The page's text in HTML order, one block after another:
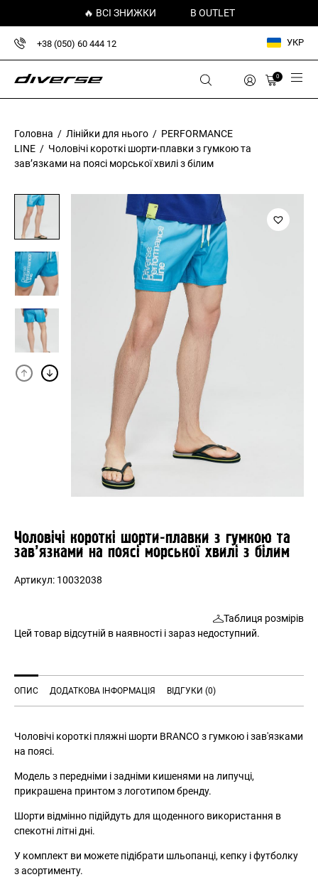
🔥 ВСІ ЗНИЖКИ В OUTLET
+38 (050) 60 444 12 УКР
0
Головна / Лінійки для нього / PERFORMANCE
LINE / Чоловічі короткі шорти-плавки з гумкою та
зав’язками на поясі морської хвилі з білим
Чоловічі короткі шорти-плавки з гумкою та
зав’язками на поясі морської хвилі з білим
Артикул: 10032038
Таблиця розмірів
Цей товар відсутній в наявності і зараз недоступний.
ОПИС ДОДАТКОВА ІНФОРМАЦІЯ ВІДГУКИ (0)
Чоловічі короткі пляжні шорти BRANCO з гумкою і зав'язками
на поясі.
Модель з передніми і задніми кишенями на липучці,
прикрашена принтом з логотипом бренду.
Шорти відмінно підійдуть для щоденного використання в
спекотні літні дні.
У комплект ви можете підібрати шльопанці, кепку і футболку
з асортименту.